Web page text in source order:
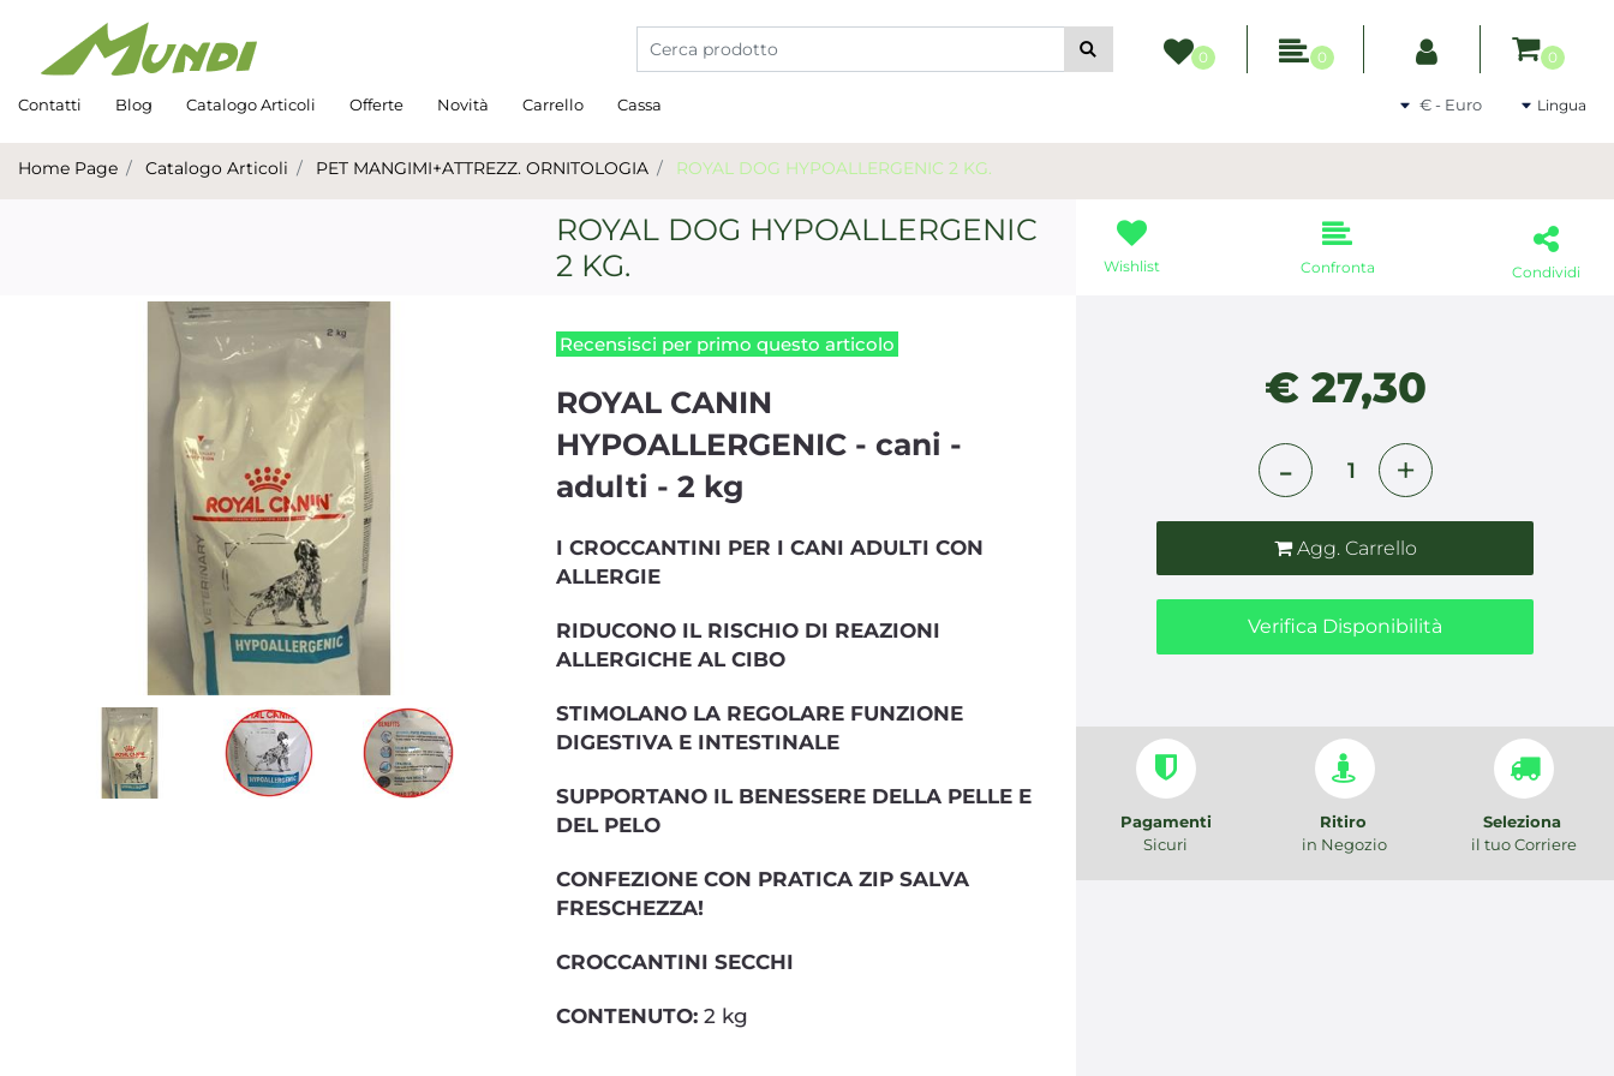
La modifica di un filtro aggiorna automaticamente gli altri filtri disponibili.
0 0 0
Contatti Blog Catalogo Articoli Offerte Novità Carrello Cassa Seleziona una valutaLingua
Home Page Catalogo Articoli PET MANGIMI+ATTREZZ. ORNITOLOGIA ROYAL DOG HYPOALLERGENIC 2 KG.
ROYAL DOG HYPOALLERGENIC
2 KG.
Recensisci per primo questo articolo
ROYAL CANIN
HYPOALLERGENIC - cani -
adulti - 2 kg
I CROCCANTINI PER I CANI ADULTI CON
ALLERGIE
RIDUCONO IL RISCHIO DI REAZIONI
ALLERGICHE AL CIBO
STIMOLANO LA REGOLARE FUNZIONE
DIGESTIVA E INTESTINALE
SUPPORTANO IL BENESSERE DELLA PELLE E
DEL PELO
CONFEZIONE CON PRATICA ZIP SALVA
FRESCHEZZA!
CROCCANTINI SECCHI
CONTENUTO: 2 kg
Wishlist Confronta Condividi
€ 27,30
Agg. Carrello
Verifica Disponibilità
Pagamenti
Sicuri
Ritiro
in Negozio
Seleziona
il tuo Corriere